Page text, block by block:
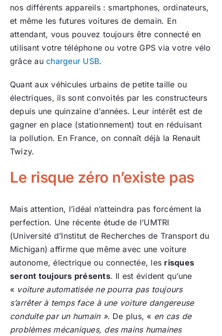
nos différents appareils : smartphones, ordinateurs,
et même les futures voitures de demain. En
attendant, vous pouvez toujours être connecté en
utilisant votre téléphone ou votre GPS via votre vélo
grâce auchargeur USB.
Quant aux véhicules urbains de petite taille ou
électriques, ils sont convoités par les constructeurs
depuis une quinzaine d’années. Leur intérêt est de
gagner en place (stationnement) tout en réduisant
la pollution. En France, on connaît déjà la Renault
Twizy.
Le risque zéro n’existe pas
Mais attention, l’idéal n’atteindra pas forcément la
perfection. Une récente étude de l’UMTRI
(Université d’Institut de Recherches de Transport du
Michigan) affirme que même avec une voiture
autonome, électrique ou connectée, les risques
seront toujours présents. Il est évident qu’une
« voiture automatisée ne pourra pas toujours
s’arrêter à temps face à une voiture dangereuse
conduite par un humain ». De plus, « en cas de
problèmes mécaniques, des mains humaines